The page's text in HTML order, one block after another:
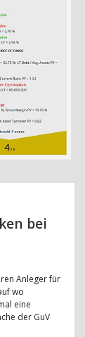
bei
Anleger für
wo
eine
der GuV